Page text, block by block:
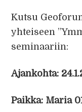
Kutsu
yhteiseen
seminaariin:
Ajankohta:
Paikka: Maria